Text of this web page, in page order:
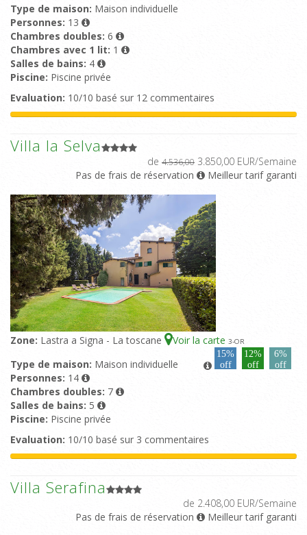
Type de maison: Maison individuelle
Personnes: 13
Chambres doubles: 6
Chambres avec 1 lit: 1
Salles de bains: 4
Piscine: Piscine privée
Evaluation: 10/10 basé sur 12 commentaires
Villa la Selva
de 4.536,00 3.850,00 EUR/Semaine
Pas de frais de réservation
Meilleur tarif garanti
Zone: Lastra a Signa - La toscane Voir la carte 3-OR
15%
off
12%
off
6%
off
Type de maison: Maison individuelle
Personnes: 14
Chambres doubles: 7
Salles de bains: 5
Piscine: Piscine privée
Evaluation: 10/10 basé sur 3 commentaires
Villa Serafina
de 2.408,00 EUR/Semaine
Pas de frais de réservation
Meilleur tarif garanti